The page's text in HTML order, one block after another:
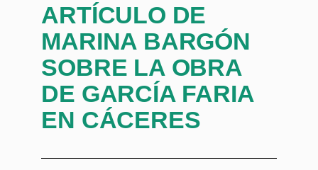
ARTÍCULO DE
MARINA BARGÓN
SOBRE LA OBRA
DE GARCÍA FARIA
EN CÁCERES